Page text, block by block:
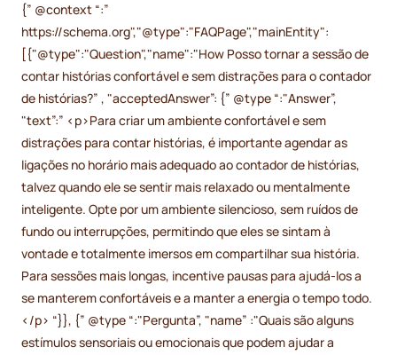
{” @context “:”
https://schema.org","@type":"FAQPage","mainEntity":
[{"@type":"Question","name":"How Posso tornar a sessão de
contar histórias confortável e sem distrações para o contador
de histórias?” , "acceptedAnswer”: {” @type “:"Answer”,
"text”:” <p>Para criar um ambiente confortável e sem
distrações para contar histórias, é importante agendar as
ligações no horário mais adequado ao contador de histórias,
talvez quando ele se sentir mais relaxado ou mentalmente
inteligente. Opte por um ambiente silencioso, sem ruídos de
fundo ou interrupções, permitindo que eles se sintam à
vontade e totalmente imersos em compartilhar sua história.
Para sessões mais longas, incentive pausas para ajudá-los a
se manterem confortáveis e a manter a energia o tempo todo.
</p> “}}, {” @type “:"Pergunta”, "name” :"Quais são alguns
estímulos sensoriais ou emocionais que podem ajudar a